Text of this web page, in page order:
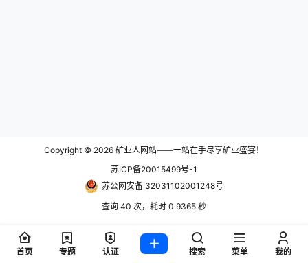
Copyright © 2026 矿业人网站——一站在手尽享矿业盛宴！
苏ICP备20015499号-1
苏公网安备 32031102001248号
查询 40 次，耗时 0.9365 秒
首页 专题 认证 搜索 菜单 我的